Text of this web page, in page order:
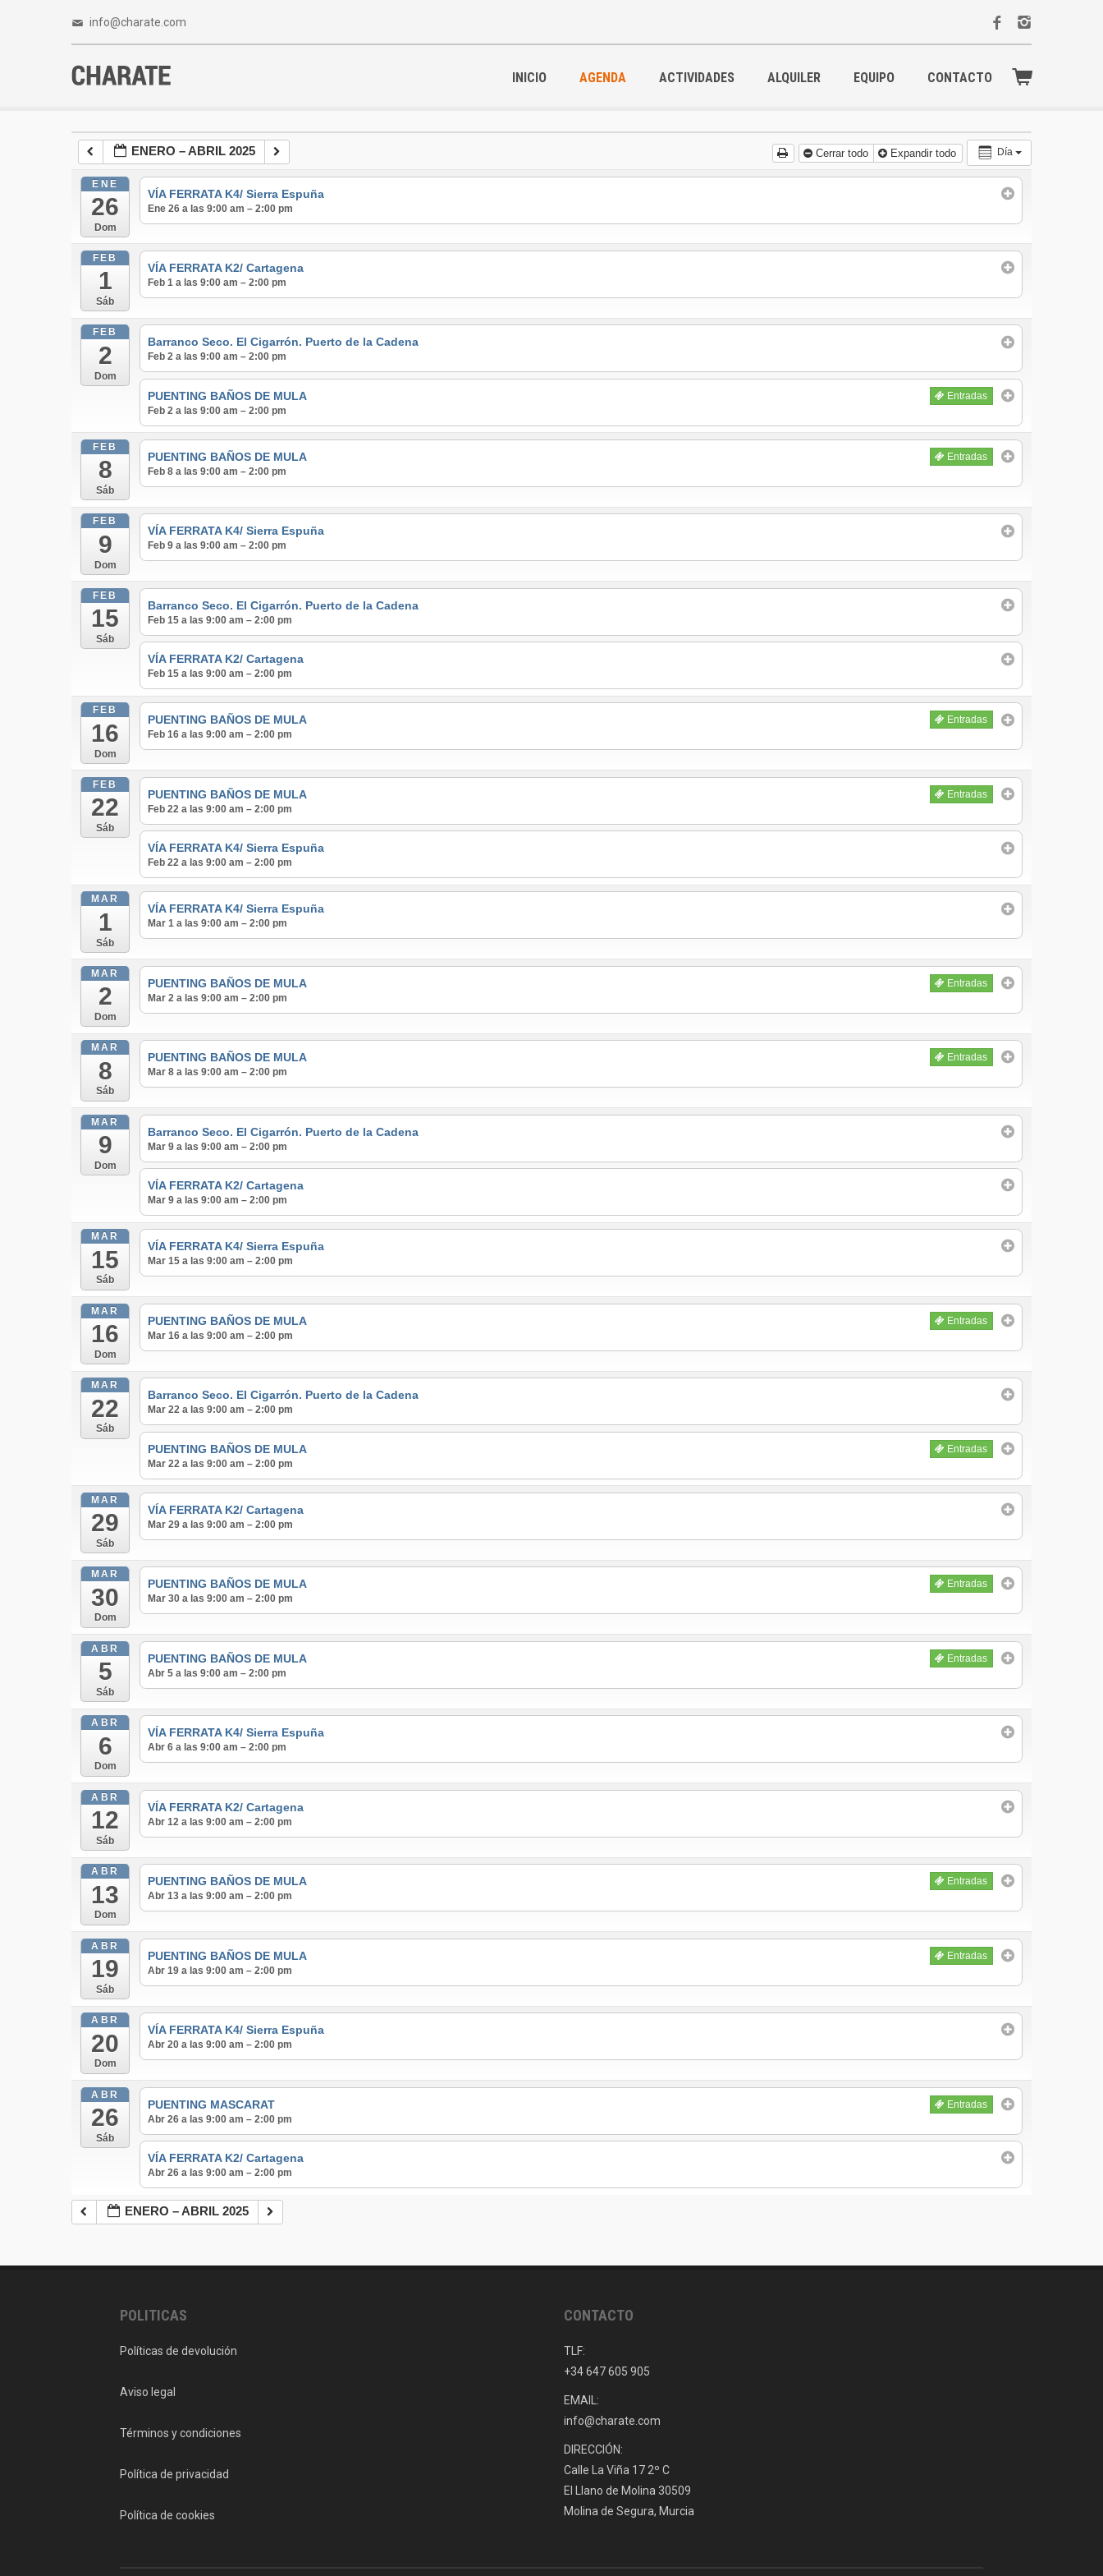
info@charate.com
INICIO AGENDA ACTIVIDADES ALQUILER EQUIPO CONTACTO
Día
ENERO – ABRIL 2025 Cerrar todo Expandir todo
ENE
26
Dom
VÍA FERRATA K4/ Sierra Espuña
Ene 26 a las 9:00 am – 2:00 pm
FEB
1
Sáb
VÍA FERRATA K2/ Cartagena
Feb 1 a las 9:00 am – 2:00 pm
FEB
2
Dom
Barranco Seco. El Cigarrón. Puerto de la Cadena
Feb 2 a las 9:00 am – 2:00 pm
PUENTING BAÑOS DE MULA
Entradas
Feb 2 a las 9:00 am – 2:00 pm
FEB
8
Sáb
PUENTING BAÑOS DE MULA
Entradas
Feb 8 a las 9:00 am – 2:00 pm
FEB
9
Dom
VÍA FERRATA K4/ Sierra Espuña
Feb 9 a las 9:00 am – 2:00 pm
FEB
15
Sáb
Barranco Seco. El Cigarrón. Puerto de la Cadena
Feb 15 a las 9:00 am – 2:00 pm
VÍA FERRATA K2/ Cartagena
Feb 15 a las 9:00 am – 2:00 pm
FEB
16
Dom
PUENTING BAÑOS DE MULA
Entradas
Feb 16 a las 9:00 am – 2:00 pm
FEB
22
Sáb
PUENTING BAÑOS DE MULA
Entradas
Feb 22 a las 9:00 am – 2:00 pm
VÍA FERRATA K4/ Sierra Espuña
Feb 22 a las 9:00 am – 2:00 pm
MAR
1
Sáb
VÍA FERRATA K4/ Sierra Espuña
Mar 1 a las 9:00 am – 2:00 pm
MAR
2
Dom
PUENTING BAÑOS DE MULA
Entradas
Mar 2 a las 9:00 am – 2:00 pm
MAR
8
Sáb
PUENTING BAÑOS DE MULA
Entradas
Mar 8 a las 9:00 am – 2:00 pm
MAR
9
Dom
Barranco Seco. El Cigarrón. Puerto de la Cadena
Mar 9 a las 9:00 am – 2:00 pm
VÍA FERRATA K2/ Cartagena
Mar 9 a las 9:00 am – 2:00 pm
MAR
15
Sáb
VÍA FERRATA K4/ Sierra Espuña
Mar 15 a las 9:00 am – 2:00 pm
MAR
16
Dom
PUENTING BAÑOS DE MULA
Entradas
Mar 16 a las 9:00 am – 2:00 pm
MAR
22
Sáb
Barranco Seco. El Cigarrón. Puerto de la Cadena
Mar 22 a las 9:00 am – 2:00 pm
PUENTING BAÑOS DE MULA
Entradas
Mar 22 a las 9:00 am – 2:00 pm
MAR
29
Sáb
VÍA FERRATA K2/ Cartagena
Mar 29 a las 9:00 am – 2:00 pm
MAR
30
Dom
PUENTING BAÑOS DE MULA
Entradas
Mar 30 a las 9:00 am – 2:00 pm
ABR
5
Sáb
PUENTING BAÑOS DE MULA
Entradas
Abr 5 a las 9:00 am – 2:00 pm
ABR
6
Dom
VÍA FERRATA K4/ Sierra Espuña
Abr 6 a las 9:00 am – 2:00 pm
ABR
12
Sáb
VÍA FERRATA K2/ Cartagena
Abr 12 a las 9:00 am – 2:00 pm
ABR
13
Dom
PUENTING BAÑOS DE MULA
Entradas
Abr 13 a las 9:00 am – 2:00 pm
ABR
19
Sáb
PUENTING BAÑOS DE MULA
Entradas
Abr 19 a las 9:00 am – 2:00 pm
ABR
20
Dom
VÍA FERRATA K4/ Sierra Espuña
Abr 20 a las 9:00 am – 2:00 pm
ABR
26
Sáb
PUENTING MASCARAT
Entradas
Abr 26 a las 9:00 am – 2:00 pm
VÍA FERRATA K2/ Cartagena
Abr 26 a las 9:00 am – 2:00 pm
ENERO – ABRIL 2025
POLITICAS
Políticas de devolución
Aviso legal
Términos y condiciones
Política de privacidad
Política de cookies
CONTACTO
TLF:
+34 647 605 905
EMAIL:
info@charate.com
DIRECCIÓN:
Calle La Viña 17 2º C
El Llano de Molina 30509
Molina de Segura, Murcia